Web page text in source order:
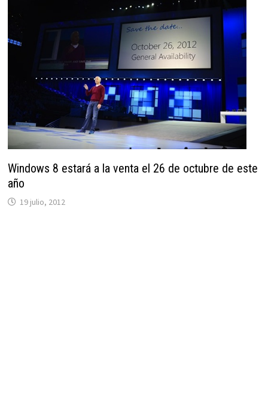
Windows 8 estará a la venta el 26 de octubre de este
año
19 julio, 2012